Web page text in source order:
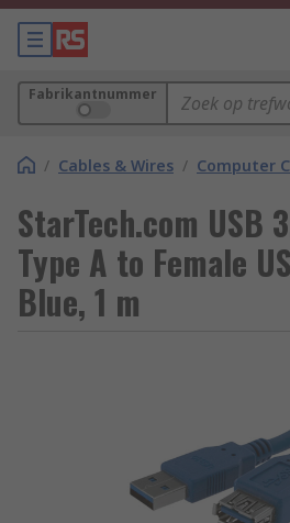
Fabrikantnummer
/ Cables & Wires / Computer
StarTech.com USB
Type A to Female
Blue, 1 m